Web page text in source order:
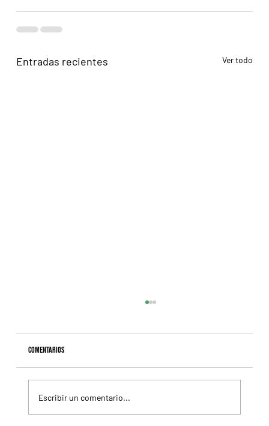
Entradas recientes Ver todo
Comentarios
Escribir un comentario...